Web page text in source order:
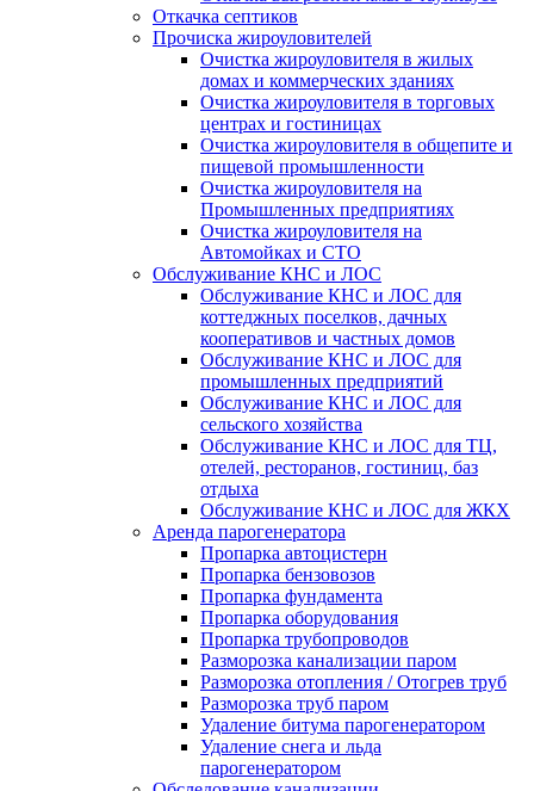
Откачка септиков
Прочиска жироуловителей
Очистка жироуловителя в жилых
домах и коммерческих зданиях
Очистка жироуловителя в торговых
центрах и гостиницах
Очистка жироуловителя в общепите и
пищевой промышленности
Очистка жироуловителя на
Промышленных предприятиях
Очистка жироуловителя на
Автомойках и СТО
Обслуживание КНС и ЛОС
Обслуживание КНС и ЛОС для
коттеджных поселков, дачных
кооперативов и частных домов
Обслуживание КНС и ЛОС для
промышленных предприятий
Обслуживание КНС и ЛОС для
сельского хозяйства
Обслуживание КНС и ЛОС для ТЦ,
отелей, ресторанов, гостиниц, баз
отдыха
Обслуживание КНС и ЛОС для ЖКХ
Аренда парогенератора
Пропарка автоцистерн
Пропарка бензовозов
Пропарка фундамента
Пропарка оборудования
Пропарка трубопроводов
Разморозка канализации паром
Разморозка отопления / Отогрев труб
Разморозка труб паром
Удаление битума парогенератором
Удаление снега и льда
парогенератором